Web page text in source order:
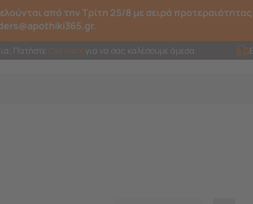
από την Τρίτη 25/8 με σειρά
Πατήστε Call Back για να σας καλέσουμε άμεσα.